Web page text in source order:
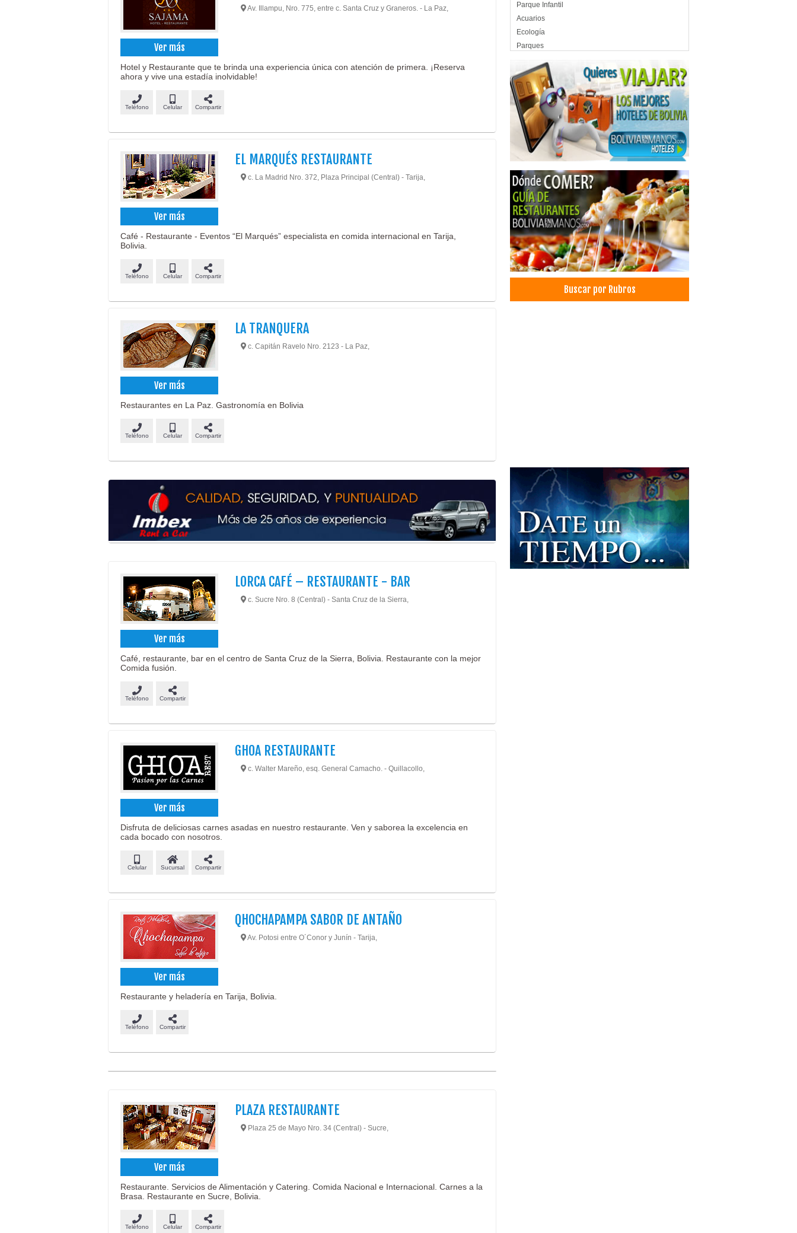
Ver más
Av. Illampu, Nro. 775, entre c. Santa Cruz y Graneros. - La Paz,
Hotel y Restaurante que te brinda una experiencia única con atención de primera. ¡Reserva
ahora y vive una estadía inolvidable!
Teléfono Celular Compartir
Ver más
EL MARQUÉS RESTAURANTE
c. La Madrid Nro. 372, Plaza Principal (Central) - Tarija,
Café - Restaurante - Eventos “El Marqués” especialista en comida internacional en Tarija,
Bolivia.
Teléfono Celular Compartir
Ver más
LA TRANQUERA
c. Capitán Ravelo Nro. 2123 - La Paz,
Restaurantes en La Paz. Gastronomía en Bolivia
Teléfono Celular Compartir
Ver más
LORCA CAFÉ – RESTAURANTE - BAR
c. Sucre Nro. 8 (Central) - Santa Cruz de la Sierra,
Café, restaurante, bar en el centro de Santa Cruz de la Sierra, Bolivia. Restaurante con la mejor
Comida fusión.
Teléfono Compartir
Ver más
GHOA RESTAURANTE
c. Walter Mareño, esq. General Camacho. - Quillacollo,
Disfruta de deliciosas carnes asadas en nuestro restaurante. Ven y saborea la excelencia en
cada bocado con nosotros.
Celular Sucursal Compartir
Ver más
QHOCHAPAMPA SABOR DE ANTAÑO
Av. Potosi entre O´Conor y Junín - Tarija,
Restaurante y heladería en Tarija, Bolivia.
Teléfono Compartir
Ver más
PLAZA RESTAURANTE
Plaza 25 de Mayo Nro. 34 (Central) - Sucre,
Restaurante. Servicios de Alimentación y Catering. Comida Nacional e Internacional. Carnes a la
Brasa. Restaurante en Sucre, Bolivia.
Teléfono Celular Compartir
Parque Infantil
Acuarios
Ecología
Parques
Turismo Ecológico
Centro Turístico
Piletas
Hoteles
Hotelería
Hotels
Comida Rápida
Gastronomía
Mariscos
Pizzerías
Restaurantes: Comida Criolla
Restaurantes: Comida Internacional
Restaurantes: Comida Italiana
Restaurantes: Pescados y Mariscos
Restaurantes: Vegetarianos
Convenciones
Carnes a la Parrilla
Hamburguesas
Heladerías
Helados Artesanales de Yogurt
Yogurt
Banquetes y Recepciones
Servicios de Gastronomía
Buscar por Rubros